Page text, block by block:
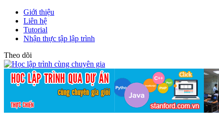
Giới thiệu
Liên hệ
Tutorial
Nhận thực tập lập trình
Theo dõi